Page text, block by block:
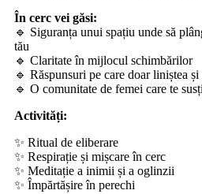
În cerc vei găsi:
🔹 Siguranța unui spațiu unde să
tău
🔹 Claritate în mijlocul schimbărilor
🔹 Răspunsuri pe care doar liniștea
🔹 O comunitate de femei care te
Activități:
✨ Ritual de eliberare
✨ Respirație și mișcare în cerc
✨ Meditație a inimii și a oglinzii
✨ Împărtășire în perechi